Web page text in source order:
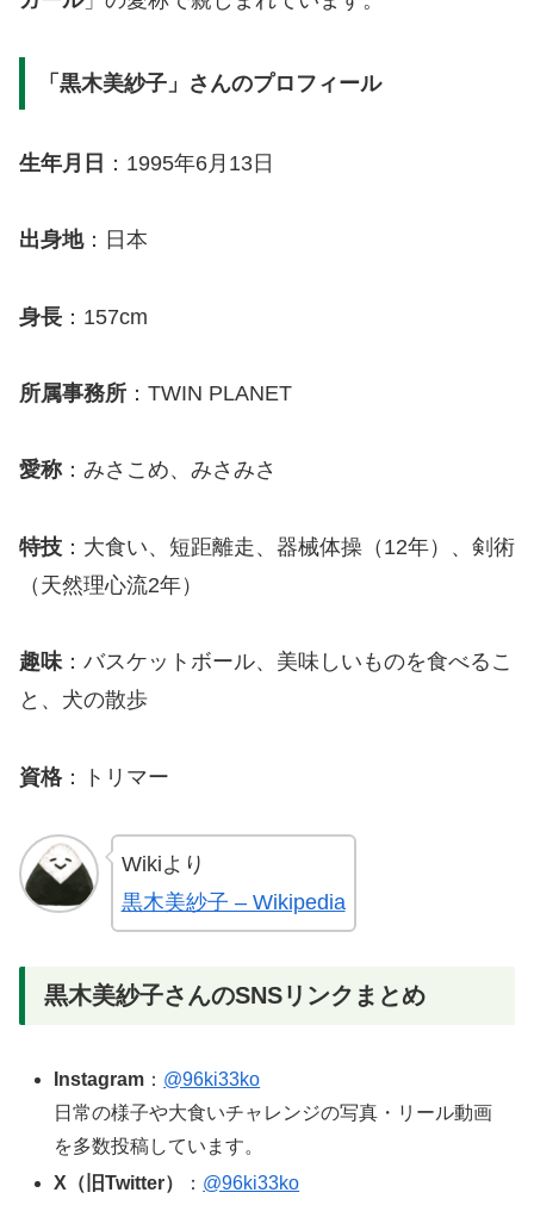
「黒木美紗子」さんのプロフィール
生年月日 ：1995年6月13日
出身地：日本
身長 ：157cm
所属事務所 ：TWIN PLANET
愛称 ：みさこめ、みさみさ
特技 ：大食い、短距離走、器械体操（12年）、剣術
（天然理心流2年）
趣味：バスケットボール、美味しいものを食べるこ
と、犬の散歩
資格：トリマー
Wikiより
黒木美紗子 – Wikipedia
黒木美紗子さんのSNSリンクまとめ
Instagram ： @96ki33ko
日常の様子や大食いチャレンジの写真・リール動画
を多数投稿しています。
X（旧Twitter）
： @96ki33ko